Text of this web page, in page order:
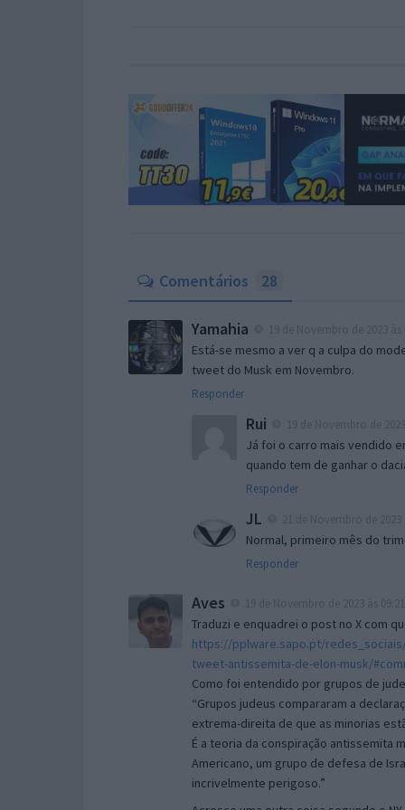
Comentários 28
Yamahia
Está-se mesmo a ver q a culpa do
tweet do Musk em Novembro.
Responder
Rui
Já foi o carro mais vendido
quando tem de ganhar o
Responder
JL
Normal, primeiro mês do
Responder
Aves
Traduzi e enquadrei o post no X com
https://pplware.sapo.pt/
tweet-antissemita-de-elon-musk/
Como foi entendido por grupos de
“Grupos judeus compararam a
extrema-direita de que as minorias
É a teoria da conspiração antissemita
Americano, um grupo de defesa de
incrivelmente perigoso.”